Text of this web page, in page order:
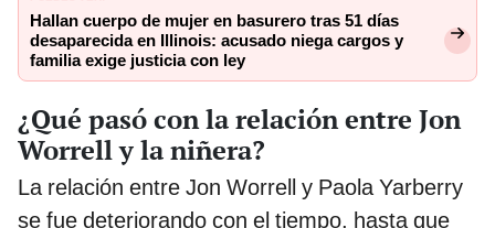
Hallan cuerpo de mujer en basurero tras 51 días
desaparecida en Illinois: acusado niega cargos y
familia exige justicia con ley
¿Qué pasó con la relación entre Jon
Worrell y la niñera?
La relación entre Jon Worrell y Paola Yarberry
se fue deteriorando con el tiempo, hasta que